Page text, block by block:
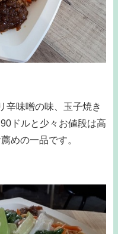
辛味噌の味、玉子焼き
ドルと少々お値段は高
めの一品です。